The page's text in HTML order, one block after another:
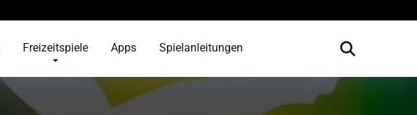
Freizeitspiele Apps Spielanleitungen